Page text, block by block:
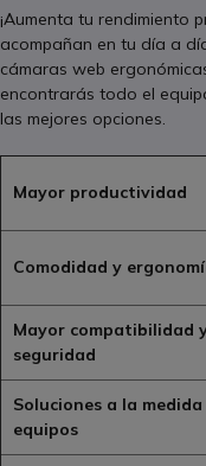
¡Aumenta tu rendimiento
acompañan en tu día a
cámaras web
encontrarás todo el
las mejores opciones.
Mayor productividad
Comodidad y
Mayor compatibilidad
seguridad
Soluciones a la
equipos